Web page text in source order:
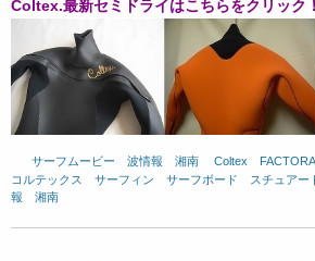
Coltex.最新セミドライはこちらをクリック
サーフムービー 波情報 湘南 Coltex FACTORA.
コルテックス
サーフィン サーフボード スチュアー
報 湘南